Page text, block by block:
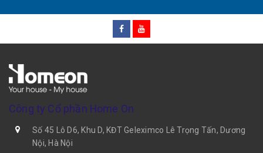
Công ty Cổ phần Home On
Số 45 Lô D6, Khu D, KĐT Geleximco Lê Trọng Tấn, Dương
Nội, Hà Nội